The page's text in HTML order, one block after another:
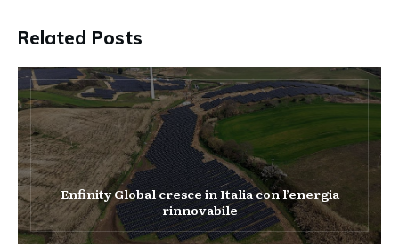
Related Posts
Enfinity Global cresce in Italia con l’energia
rinnovabile